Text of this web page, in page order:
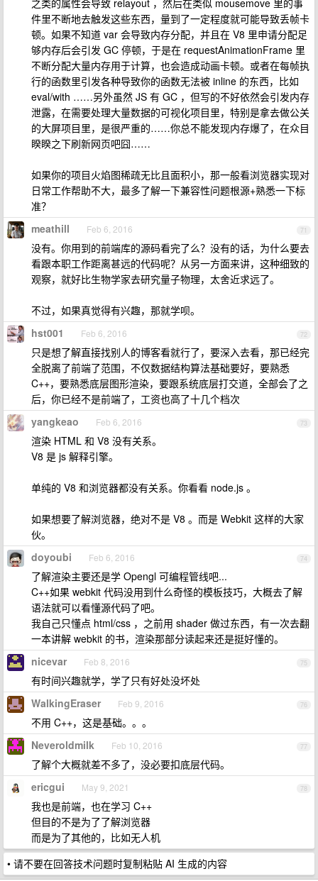
之类的属性会导致 relayout ，然后在类似 mousemove 里的事
件里不断地去触发这些东西，量到了一定程度就可能导致丢帧卡
顿。如果不知道 var 会导致内存分配，并且在 V8 里申请分配足
够内存后会引发 GC 停顿，于是在 requestAnimationFrame 里
不断分配大量内存用于计算，也会造成动画卡顿。或者在每帧执
行的函数里引发各种导致你的函数无法被 inline 的东西，比如
eval/with ……另外虽然 JS 有 GC ，但写的不好依然会引发内存
泄露，在需要处理大量数据的可视化项目里，特别是拿去做公关
的大屏项目里，是很严重的……你总不能发现内存爆了，在众目
睽睽之下刷新网页吧囧……
如果你的项目火焰图稀疏无比且面积小，那一般看浏览器实现对
日常工作帮助不大，最多了解一下兼容性问题根源+熟悉一下标
准？
71
meathill Feb 6, 2016
没有。你用到的前端库的源码看完了么？没有的话，为什么要去
看跟本职工作距离甚远的代码呢？从另一方面来讲，这种细致的
观察，就好比生物学家去研究量子物理，太舍近求远了。
不过，如果真觉得有兴趣，那就学呗。
72
hst001 Feb 6, 2016
只是想了解直接找别人的博客看就行了，要深入去看，那已经完
全脱离了前端了范围，不仅数据结构算法基础要好，要熟悉
C++，要熟悉底层图形渲染，要跟系统底层打交道，全部会了之
后，你已经不是前端了，工资也高了十几个档次
73
yangkeao Feb 6, 2016
渲染 HTML 和 V8 没有关系。
V8 是 js 解释引擎。
单纯的 V8 和浏览器都没有关系。你看看 node.js 。
如果想要了解浏览器，绝对不是 V8 。而是 Webkit 这样的大家
伙。
74
doyoubi Feb 6, 2016
了解渲染主要还是学 Opengl 可编程管线吧...
C++如果 webkit 代码没用到什么奇怪的模板技巧，大概去了解
语法就可以看懂源代码了吧。
我自己只懂点 html/css ，之前用 shader 做过东西，有一次去翻
一本讲解 webkit 的书，渲染那部分读起来还是挺好懂的。
75
nicevar Feb 8, 2016
有时间兴趣就学，学了只有好处没坏处
76
WalkingEraser Feb 9, 2016
不用 C++，这是基础。。。
77
Neveroldmilk Feb 10, 2016
了解个大概就差不多了，没必要扣底层代码。
78
ericgui May 9, 2021
我也是前端，也在学习 C++
但目的不是为了了解浏览器
而是为了其他的，比如无人机
• 请不要在回答技术问题时复制粘贴 AI 生成的内容